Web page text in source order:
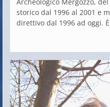
Archeologico Mergozzo,
storico dal 1996 al 2001 e
direttivo dal 1996 ad oggi.